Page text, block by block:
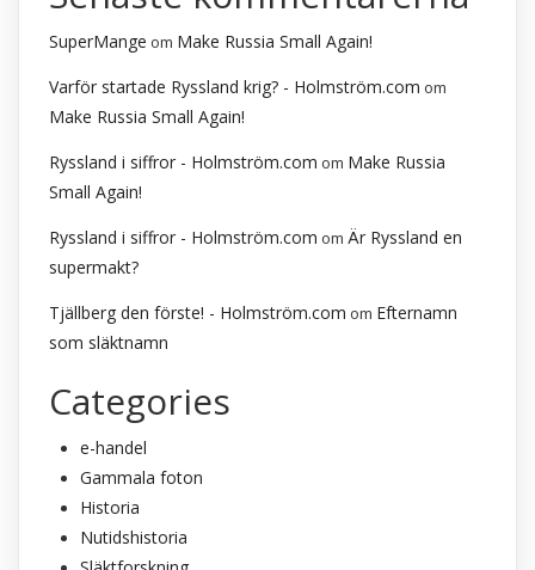
SuperMange om Make Russia Small Again!
Varför startade Ryssland krig? - Holmström.com om
Make Russia Small Again!
Ryssland i siffror - Holmström.com om Make Russia
Small Again!
Ryssland i siffror - Holmström.com om Är Ryssland en
supermakt?
Tjällberg den förste! - Holmström.com om Efternamn
som släktnamn
Categories
e-handel
Gammala foton
Historia
Nutidshistoria